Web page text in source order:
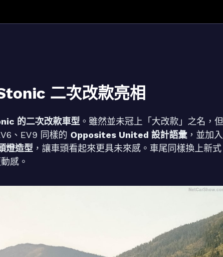
二次改款亮相
的二次改款車型 。雖然並未冠上「大改款」之名，但
、EV9 同樣的 Opposites United 設計語彙 ，並加入
燈造型 ，讓車頭看起來更具未來感。車尾同樣換上新式
感。